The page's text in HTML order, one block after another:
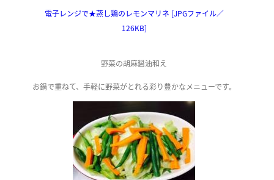
電子レンジで★蒸し鶏のレモンマリネ [JPGファイル／
126KB]
野菜の胡麻醤油和え
お鍋で重ねて、手軽に野菜がとれる彩り豊かなメニューです。